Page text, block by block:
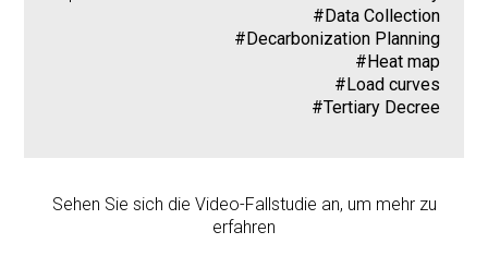
#Data Collection
#Decarbonization Planning
#Heat map
#Load curves
#Tertiary Decree
Sehen Sie sich die Video-Fallstudie an, um mehr zu
erfahren